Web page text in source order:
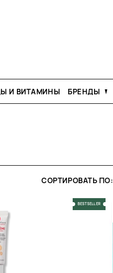
И ВИТАМИНЫ БРЕНДЫ
СОРТИРОВАТЬ ПО:
BESTSELLER